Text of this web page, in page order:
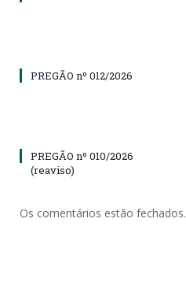
PREGÃO nº 012/2026
PREGÃO nº 010/2026
(reaviso)
Os comentários estão fechados.